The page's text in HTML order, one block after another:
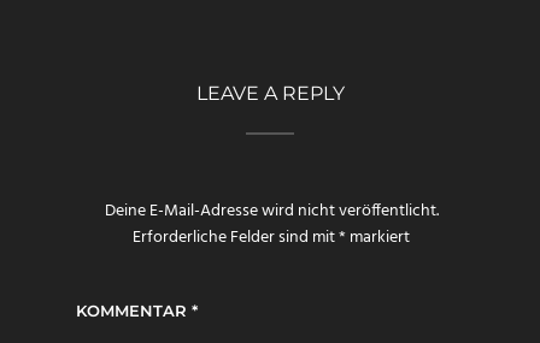
LEAVE A REPLY
Deine E-Mail-Adresse wird nicht veröffentlicht.
Erforderliche Felder sind mit*markiert
KOMMENTAR *